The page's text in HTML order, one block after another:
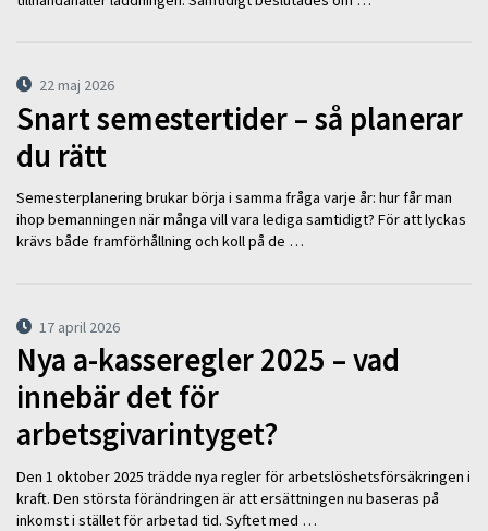
22 maj 2026
Snart semestertider – så planerar
du rätt
Semesterplanering brukar börja i samma fråga varje år: hur får man
ihop bemanningen när många vill vara lediga samtidigt? För att lyckas
krävs både framförhållning och koll på de …
17 april 2026
Nya a-kasseregler 2025 – vad
innebär det för
arbetsgivarintyget?
Den 1 oktober 2025 trädde nya regler för arbetslöshetsförsäkringen i
kraft. Den största förändringen är att ersättningen nu baseras på
inkomst i stället för arbetad tid. Syftet med …